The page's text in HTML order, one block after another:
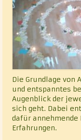
Die Grundlage von
und entspanntes
Augenblick der
sich geht. Dabei
dafür
Erfahrungen.